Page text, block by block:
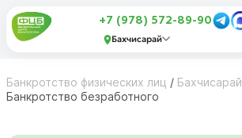
+7 (978) 572-89-90
Бахчисарай
Банкротство физических лиц / Бахчисарай
Банкротство безработного